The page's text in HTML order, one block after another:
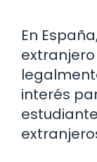
En
interés